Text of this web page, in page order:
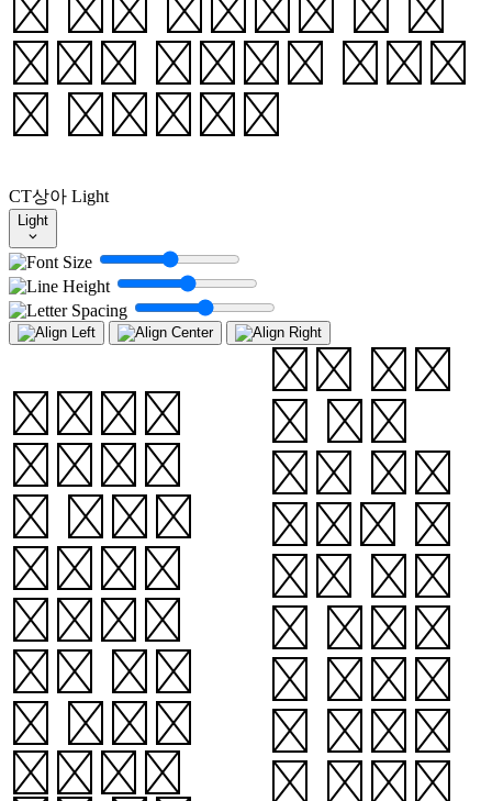
게 비쳐 옵니다. 이 합
창으로 달맞이는 개회되
는 것입니다.
CT상아 Light
Light
마당이나
동산에서
할 때에는
미리미리
준비하여
각각 등을
한 개씩,
수박등이
승의 소리
를 하든
지, 무엇
이든지 재
주를 다하
여 재미있
게 가을날
의 하룻밤
을 즐겁게